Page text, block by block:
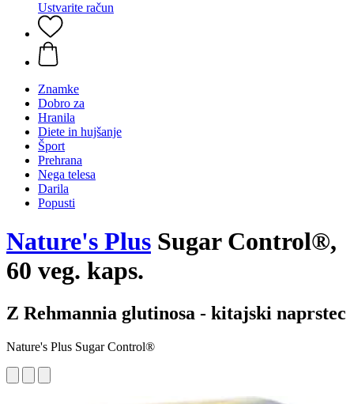
Ustvarite račun
Znamke
Dobro za
Hranila
Diete in hujšanje
Šport
Prehrana
Nega telesa
Darila
Popusti
Nature's Plus Sugar Control®,
60 veg. kaps.
Z Rehmannia glutinosa - kitajski naprstec
Nature's Plus Sugar Control®